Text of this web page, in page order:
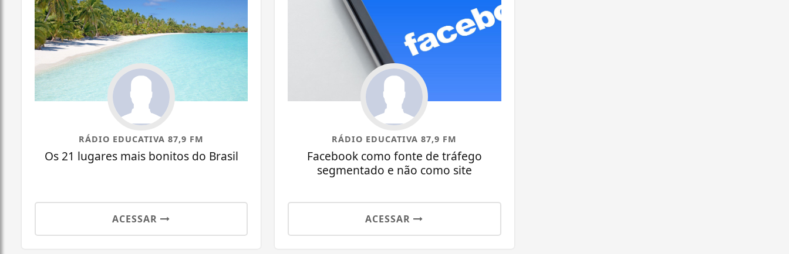
RÁDIO EDUCATIVA 87,9 FM
Os 21 lugares mais bonitos do Brasil
ACESSAR
RÁDIO EDUCATIVA 87,9 FM
Facebook como fonte de tráfego
segmentado e não como site
ACESSAR